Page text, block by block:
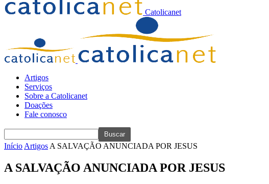
Catolicanet
Artigos
Serviços
Sobre a Catolicanet
Doações
Fale conosco
Início Artigos A SALVAÇÃO ANUNCIADA POR JESUS
A SALVAÇÃO ANUNCIADA POR JESUS